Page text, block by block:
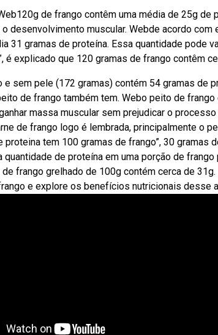
de frango contêm uma média de 25g de
desenvolvimento muscular. Webde acordo
31 gramas de proteína. Essa quantidade pode
é explicado que 120 gramas de frango contêm
sem pele (172 gramas) contém 54 gramas de
de frango também tem. Webo peito de
massa muscular sem prejudicar o
de frango logo é lembrada, principalmente o
proteina tem 100 gramas de frango”, 30 gramas
quantidade de proteína em uma porção de
de frango grelhado de 100g contém cerca de
e explore os benefícios nutricionais desse